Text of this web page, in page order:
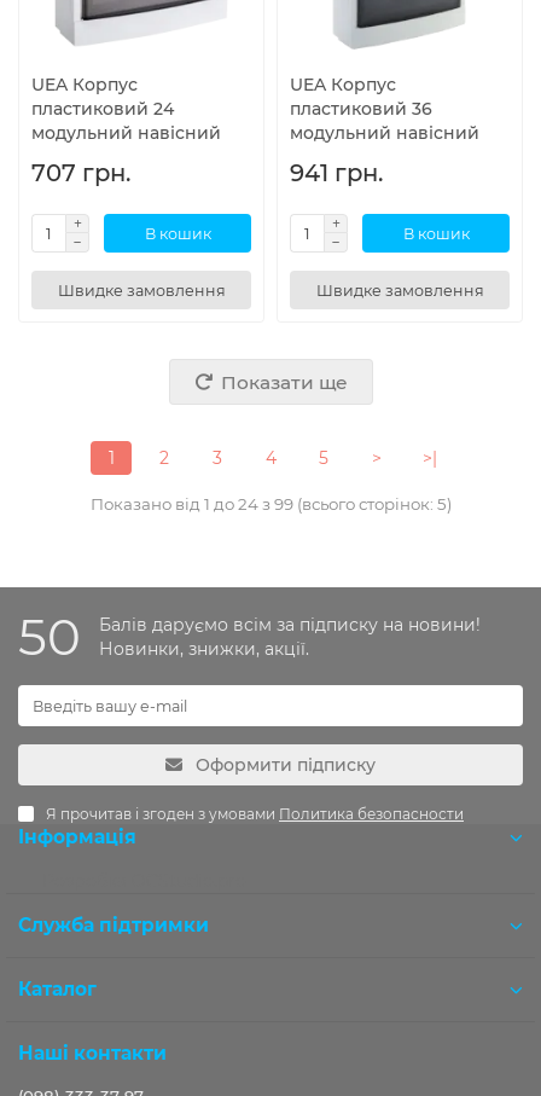
UEA Корпус
пластиковий 24
модульний навісний
707 грн.
В кошик
Швидке замовлення
UEA Корпус
пластиковий 36
модульний навісний
941 грн.
В кошик
Швидке замовлення
Показати ще
1 2 3 4 5 > >|
Показано від 1 до 24 з 99 (всього сторінок: 5)
50
Балів даруємо всім за підписку на новини!
Новинки, знижки, акції.
Оформити підписку
Я прочитав і згоден з умовами Политика безопасности
Інформація
Служба підтримки
Каталог
Наші контакти